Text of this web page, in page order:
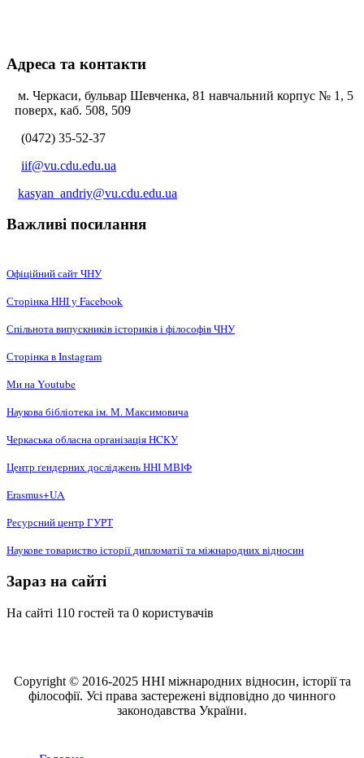
Адреса та контакти
м. Черкаси, бульвар Шевченка, 81 навчальний корпус № 1, 5
поверх, каб. 508, 509
(0472) 35-52-37
iif@vu.cdu.edu.ua
kasyan_andriy@vu.cdu.edu.ua
Важливі посилання
Офіційний сайт ЧНУ
Сторінка ННІ у Facebook
Спільнота випускників істориків і філософів ЧНУ
Сторінка в Instagram
Ми на Youtube
Наукова бібліотека ім. М. Максимовича
Черкаська обласна організація НCКУ
Центр ґендерних досліджень ННІ МВІФ
Erasmus+UA
Ресурсний центр ГУРТ
Наукове товариство історії дипломатії та міжнародних відносин
Зараз на сайті
На сайті 110 гостей та 0 користувачів
Copyright © 2016-2025 ННІ міжнародних відносин, історії та
філософії. Усі права застережені відповідно до чинного
законодавства України.